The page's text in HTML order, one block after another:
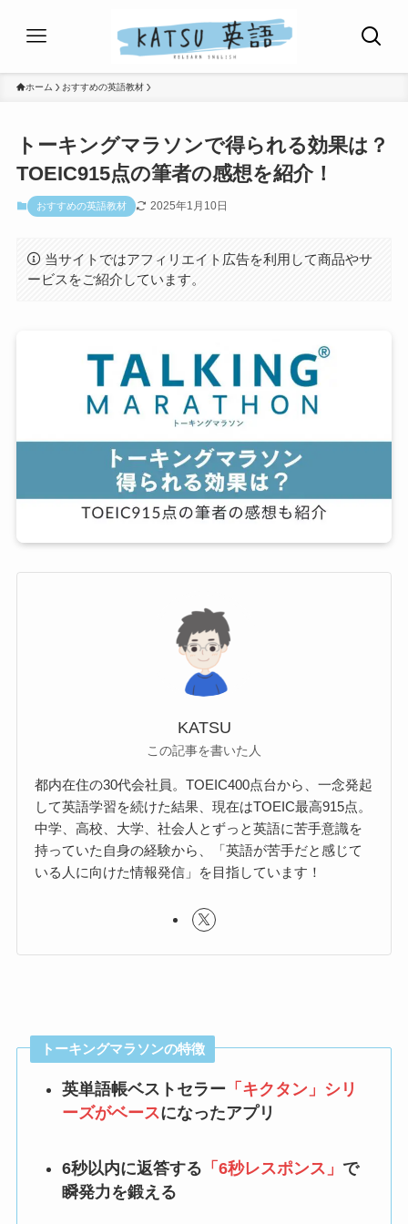
ホーム おすすめの英語教材
トーキングマラソンで得られる効果は？
TOEIC915点の筆者の感想を紹介！
おすすめの英語教材 2025年1月10日
当サイトではアフィリエイト広告を利用して商品やサ
ービスをご紹介しています。
KATSU
この記事を書いた人
都内在住の30代会社員。TOEIC400点台から、一念発起
して英語学習を続けた結果、現在はTOEIC最高915点。
中学、高校、大学、社会人とずっと英語に苦手意識を
持っていた自身の経験から、「英語が苦手だと感じて
いる人に向けた情報発信」を目指しています！
トーキングマラソンの特徴
英単語帳ベストセラー 「キクタン」シリ
ーズがベースになったアプリ
6秒以内に返答する 「6秒レスポンス」 で
瞬発力を鍛える